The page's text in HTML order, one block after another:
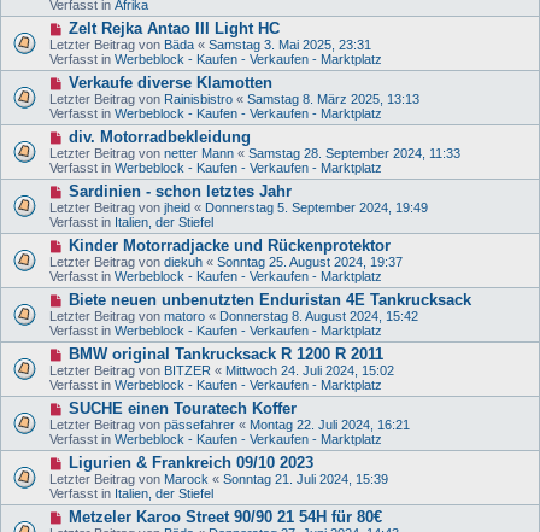
a
g
e
i
r
a
g
e
B
e
i
r
a
g
Verfasst in Afrika
N
e
u
e
B
e
i
r
a
g
Zelt Rejka Antao III Light HC
Letzter Beitrag von Bäda « Samstag 3. Mai 2025, 23:31
Verfasst in Werbeblock - Kaufen - Verkaufen - Marktplatz
N
e
u
e
B
e
i
r
a
g
Verkaufe diverse Klamotten
Letzter Beitrag von Rainisbistro « Samstag 8. März 2025, 13:13
Verfasst in Werbeblock - Kaufen - Verkaufen - Marktplatz
N
e
u
e
B
e
i
r
a
g
div. Motorradbekleidung
Letzter Beitrag von netter Mann « Samstag 28. September 2024, 11:33
Verfasst in Werbeblock - Kaufen - Verkaufen - Marktplatz
N
e
u
e
B
e
i
r
a
g
Sardinien - schon letztes Jahr
Letzter Beitrag von jheid « Donnerstag 5. September 2024, 19:49
Verfasst in Italien, der Stiefel
N
e
u
e
B
e
i
r
a
g
Kinder Motorradjacke und Rückenprotektor
Letzter Beitrag von diekuh « Sonntag 25. August 2024, 19:37
Verfasst in Werbeblock - Kaufen - Verkaufen - Marktplatz
N
e
u
e
B
e
i
r
a
g
Biete neuen unbenutzten Enduristan 4E Tankrucksack
Letzter Beitrag von matoro « Donnerstag 8. August 2024, 15:42
Verfasst in Werbeblock - Kaufen - Verkaufen - Marktplatz
N
e
u
e
B
e
i
r
a
g
BMW original Tankrucksack R 1200 R 2011
Letzter Beitrag von BITZER « Mittwoch 24. Juli 2024, 15:02
Verfasst in Werbeblock - Kaufen - Verkaufen - Marktplatz
N
e
u
e
B
e
i
SUCHE einen Touratech Koffer
Letzter Beitrag von pässefahrer « Montag 22. Juli 2024, 16:21
Verfasst in Werbeblock - Kaufen - Verkaufen - Marktplatz
N
e
u
e
Ligurien & Frankreich 09/10 2023
Letzter Beitrag von Marock « Sonntag 21. Juli 2024, 15:39
Verfasst in Italien, der Stiefel
N
e
Metzeler Karoo Street 90/90 21 54H für 80€